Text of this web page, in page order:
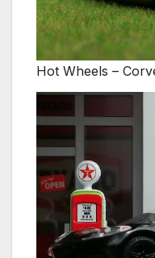
Hot Wheels –